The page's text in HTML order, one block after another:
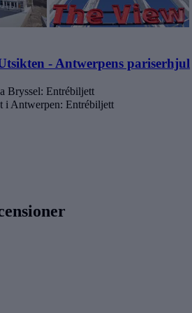
- Antwerpens pariserhjul
Bryssel: Entrébiljett
i Antwerpen: Entrébiljett